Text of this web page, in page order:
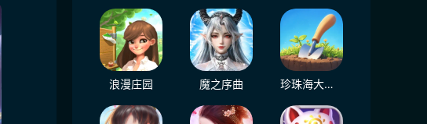
浪漫庄园 魔之序曲 珍珠海大冒险